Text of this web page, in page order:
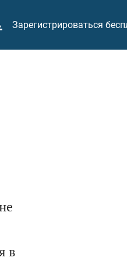
из Библии или термину
Зарегистрироваться
в